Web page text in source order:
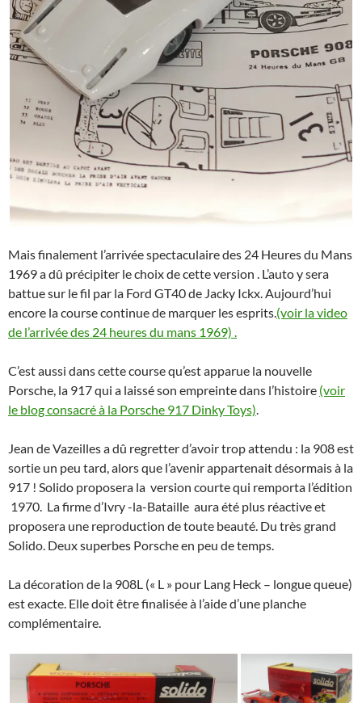
Mais finalement l’arrivée spectaculaire des 24 Heures du Mans
1969 a dû précipiter le choix de cette version . L’auto y sera
battue sur le fil par la Ford GT40 de Jacky Ickx. Aujourd’hui
encore la course continue de marquer les esprits. (voir la video
de l’arrivée des 24 heures du mans 1969) .
C’est aussi dans cette course qu’est apparue la nouvelle
Porsche, la 917 qui a laissé son empreinte dans l’histoire (voir
le blog consacré à la Porsche 917 Dinky Toys)
Jean de Vazeilles a dû regretter d’avoir trop attendu : la 908 est
sortie un peu tard, alors que l’avenir appartenait désormais à la
917 ! Solido proposera la version courte qui remporta l’édition
1970. La firme d’Ivry -la-Bataille aura été plus réactive et
proposera une reproduction de toute beauté. Du très grand
Solido. Deux superbes Porsche en peu de temps.
La décoration de la 908L (« L » pour Lang Heck – longue queue)
est exacte. Elle doit être finalisée à l’aide d’une planche
complémentaire.